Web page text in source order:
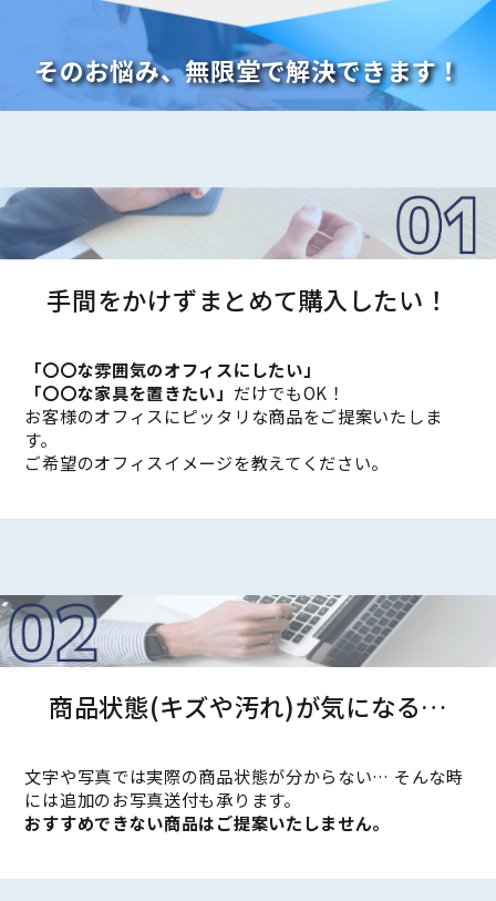
そのお悩み、無限堂で解決できます！
手間をかけずまとめて購入したい！
「〇〇な雰囲気のオフィスにしたい」
「〇〇な家具を置きたい」 だけでもOK！
お客様のオフィスにピッタリな商品をご提案いたしま
す。
ご希望のオフィスイメージを教えてください。
商品状態(キズや汚れ)が気になる…
文字や写真では実際の商品状態が分からない… そんな時
には追加のお写真送付も承ります。
おすすめできない商品はご提案いたしません。